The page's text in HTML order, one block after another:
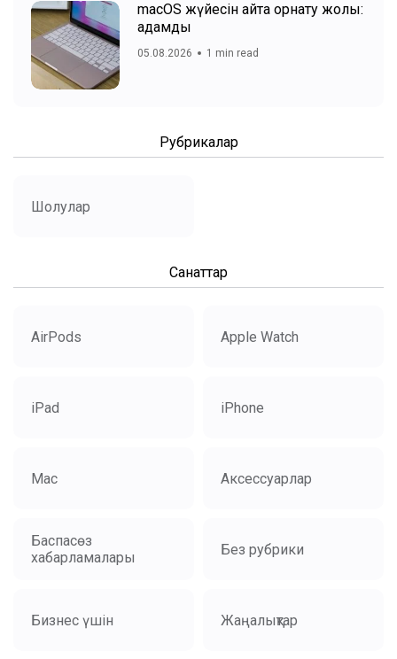
macOS жүйесін қайта орнату жолы:
қадамдық
05.08.2026 1 min read
Рубрикалар
Шолулар
Санаттар
AirPods Apple Watch
iPad iPhone
Mac Аксессуарлар
Баспасөз
хабарламалары
Без рубрики
Бизнес үшін Жаңалықтар